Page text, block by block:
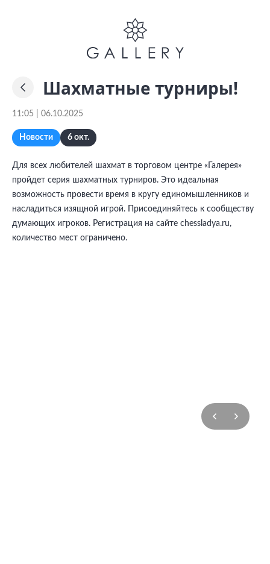
Шахматные турниры!
11:05 | 06.10.2025
Новости 6 окт.
Для всех любителей шахмат в торговом центре «Галерея»
пройдет серия шахматных турниров. Это идеальная
возможность провести время в кругу единомышленников и
насладиться изящной игрой. Присоединяйтесь к сообществу
думающих игроков. Регистрация на сайте chessladya.ru,
количество мест ограничено.